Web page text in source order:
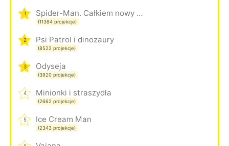
1 Spider-Man. Całkiem nowy dzień
(11384 projekcje)
2 Psi Patrol i dinozaury
(8522 projekcje)
3 Odyseja
(3920 projekcje)
4 Minionki i straszydła
(2662 projekcje)
5 Ice Cream Man
(2343 projekcje)